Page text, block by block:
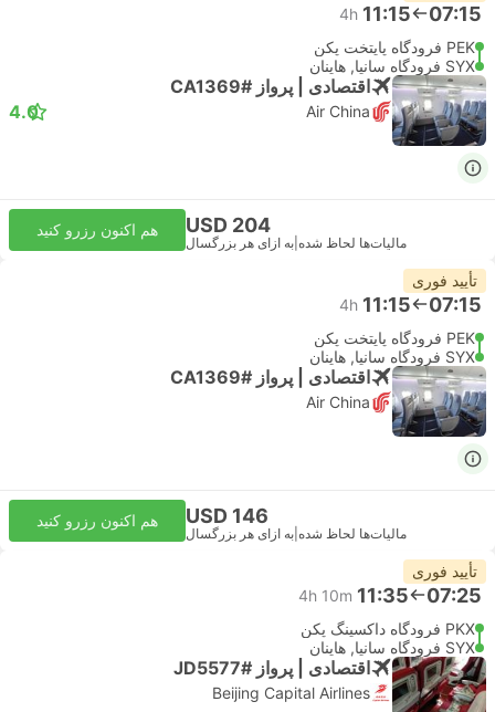
07:15
11:15
4h
PEK فرودگاه پایتخت پکن
SYX فرودگاه سانیا, هاینان
اقتصادی | پرواز #CA1369
Air China
4.0
USD 204
مالیات‌ها لحاظ شده به ازای هر بزرگسال
هم اکنون رزرو کنید
تأیید فوری
07:15
11:15
4h
PEK فرودگاه پایتخت پکن
SYX فرودگاه سانیا, هاینان
اقتصادی | پرواز #CA1369
Air China
USD 146
مالیات‌ها لحاظ شده به ازای هر بزرگسال
هم اکنون رزرو کنید
تأیید فوری
07:25
11:35
4h 10m
PKX فرودگاه داکسینگ پکن
SYX فرودگاه سانیا, هاینان
اقتصادی | پرواز #JD5577
Beijing Capital Airlines